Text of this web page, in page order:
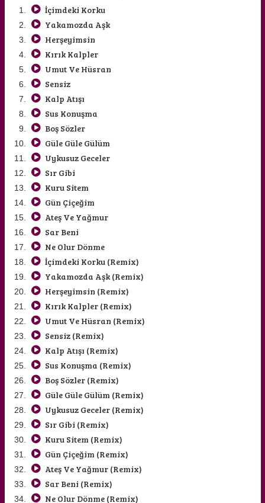
KONER MEMİLİ
İçimdeki Korku
Yakamozda Aşk
Herşeyimsin
Kırık Kalpler
Umut Ve Hüsran
Sensiz
Kalp Atışı
Sus Konuşma
Boş Sözler
Güle Güle Gülüm
Uykusuz Geceler
Sır Gibi
Kuru Sitem
Gün Çiçeğim
Ateş Ve Yağmur
Sar Beni
Ne Olur Dönme
İçimdeki Korku (Remix)
Yakamozda Aşk (Remix)
Herşeyimsin (Remix)
Kırık Kalpler (Remix)
Umut Ve Hüsran (Remix)
Sensiz (Remix)
Kalp Atışı (Remix)
Sus Konuşma (Remix)
Boş Sözler (Remix)
Güle Güle Gülüm (Remix)
Uykusuz Geceler (Remix)
Sır Gibi (Remix)
Kuru Sitem (Remix)
Gün Çiçeğim (Remix)
Ateş Ve Yağmur (Remix)
Sar Beni (Remix)
Ne Olur Dönme (Remix)